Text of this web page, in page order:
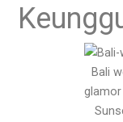
Bali